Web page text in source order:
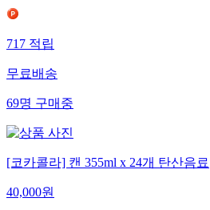
717적립
무료배송
69명구매중
[코카콜라] 캔 355ml x 24개 탄산음료
40,000원